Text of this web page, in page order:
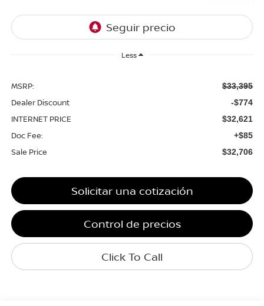
Less
MSRP: $33,395
Dealer Discount -$774
INTERNET PRICE $32,621
Doc Fee: +$85
Sale Price $32,706
Solicitar una cotización
Control de precios
Click To Call